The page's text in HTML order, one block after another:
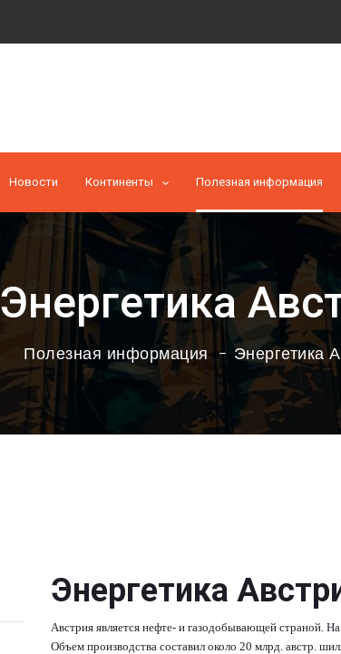
Новости Континенты Полезная информация
Энергетика
Полезная информация Энергетика
Энергетика
Австрия является нефте- и газодобывающей страной.
Объем производства составил около 20 млрд. австр.